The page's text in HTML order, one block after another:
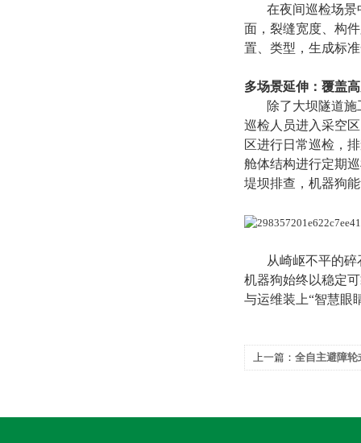
在夜间巡检场
面，裂缝宽度、构
置、类型，生成标
多场景延伸：覆盖
除了大坝隧道
巡检人员进入采空
区进行日常巡检，
舱体结构进行定期
堤坝排查，机器狗
从崎岖不平的
机器狗始终以稳定
与运维装上“智慧眼
上一篇： 全自主避障轮